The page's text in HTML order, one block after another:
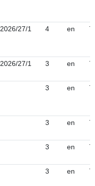
2026/27/1 4 en 7
2026/27/1 3 en 7
3 en 7
3 en 7
3 en 7
3 en 7